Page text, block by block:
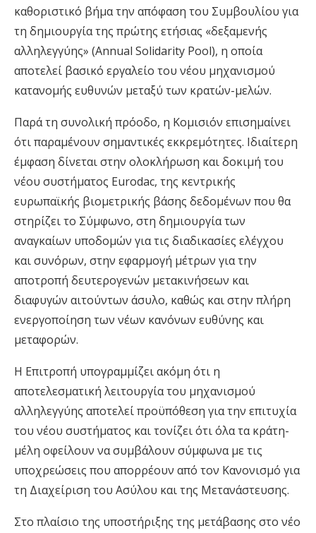
καθοριστικό βήμα την απόφαση του Συμβουλίου για
τη δημιουργία της πρώτης ετήσιας «δεξαμενής
αλληλεγγύης» (Annual Solidarity Pool), η οποία
αποτελεί βασικό εργαλείο του νέου μηχανισμού
κατανομής ευθυνών μεταξύ των κρατών-μελών.
Παρά τη συνολική πρόοδο, η Κομισιόν επισημαίνει
ότι παραμένουν σημαντικές εκκρεμότητες. Ιδιαίτερη
έμφαση δίνεται στην ολοκλήρωση και δοκιμή του
νέου συστήματος Eurodac, της κεντρικής
ευρωπαϊκής βιομετρικής βάσης δεδομένων που θα
στηρίζει το Σύμφωνο, στη δημιουργία των
αναγκαίων υποδομών για τις διαδικασίες ελέγχου
και συνόρων, στην εφαρμογή μέτρων για την
αποτροπή δευτερογενών μετακινήσεων και
διαφυγών αιτούντων άσυλο, καθώς και στην πλήρη
ενεργοποίηση των νέων κανόνων ευθύνης και
μεταφορών.
Η Επιτροπή υπογραμμίζει ακόμη ότι η
αποτελεσματική λειτουργία του μηχανισμού
αλληλεγγύης αποτελεί προϋπόθεση για την επιτυχία
του νέου συστήματος και τονίζει ότι όλα τα κράτη-
μέλη οφείλουν να συμβάλουν σύμφωνα με τις
υποχρεώσεις που απορρέουν από τον Κανονισμό για
τη Διαχείριση του Ασύλου και της Μετανάστευσης.
Στο πλαίσιο της υποστήριξης της μετάβασης στο νέο